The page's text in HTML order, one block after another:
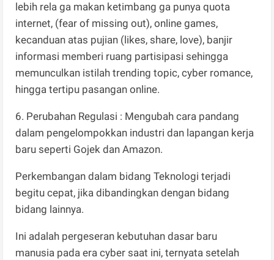
lebih rela ga makan ketimbang ga punya quota
internet, (fear of missing out), online games,
kecanduan atas pujian (likes, share, love), banjir
informasi memberi ruang partisipasi sehingga
memunculkan istilah trending topic, cyber romance,
hingga tertipu pasangan online.
6. Perubahan Regulasi : Mengubah cara pandang
dalam pengelompokkan industri dan lapangan kerja
baru seperti Gojek dan Amazon.
Perkembangan dalam bidang Teknologi terjadi
begitu cepat, jika dibandingkan dengan bidang
bidang lainnya.
Ini adalah pergeseran kebutuhan dasar baru
manusia pada era cyber saat ini, ternyata setelah